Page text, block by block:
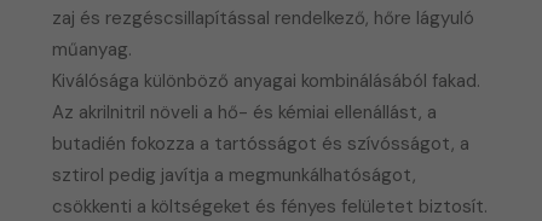
zaj és rezgéscsillapítással rendelkező, hőre lágyuló
műanyag.
​Kiválósága különböző anyagai kombinálásából fakad.
Az akrilnitril növeli a hő- és kémiai ellenállást, a
butadién fokozza a tartósságot és szívósságot, a
sztirol pedig javítja a megmunkálhatóságot,
csökkenti a költségeket és fényes felületet biztosít.